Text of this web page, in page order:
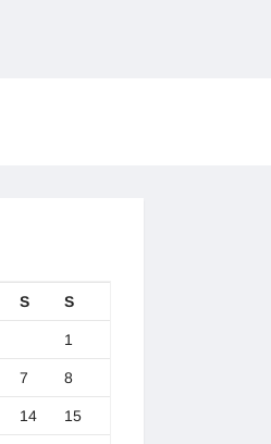
S S
1
7 8
14 15